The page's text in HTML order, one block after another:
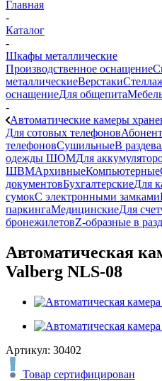
Главная
-
Каталог
-
Шкафы металлические
Производственное оснащение
металлическиеВерстаки
оснащениеДля общепита
-
Автоматические камеры
Для сотовых телефонов
телефоновСушильныеВ
одежды ШОМДля
ШВМАрхивныеКомпьютерные
документовБухгалтерскиеДля
сумокС электронными замками
паркингаМедицинскиеДля
бронежилетовZ-образные в
Автоматическая
Valberg NLS-08
Артикул: 30402
Товар сертифицирован